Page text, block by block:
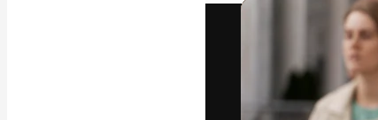
Dynamische
3D-modellen
Lettertypen
Het